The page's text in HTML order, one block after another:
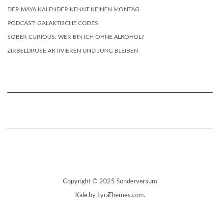
DER MAYA KALENDER KENNT KEINEN MONTAG
PODCAST: GALAKTISCHE CODES
SOBER CURIOUS: WER BIN ICH OHNE ALKOHOL?
ZIRBELDRÜSE AKTIVIEREN UND JUNG BLEIBEN
Copyright © 2025 Sonderversum
Kaleby LyraThemes.com.